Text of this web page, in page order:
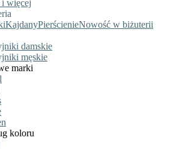
i więcej
KajdanyPierścienieNowość w biżuterii
damskie
męskie
marki
koloru